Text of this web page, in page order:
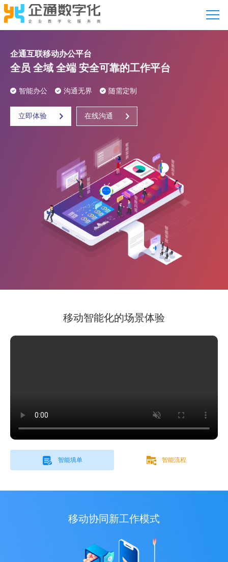
企通互联移动办公平台
全员 全域 全端 安全可靠的工作平台
智能办公 沟通无界 随需定制
立即体验 在线沟通
移动智能化的场景体验
智能填单 智能流程
移动协同新工作模式